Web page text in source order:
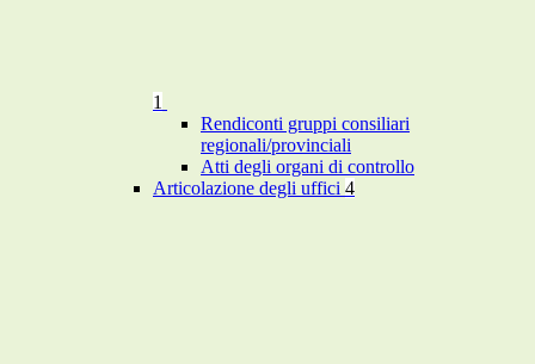
1
Rendiconti gruppi consiliari
regionali/provinciali
Atti degli organi di controllo
Articolazione degli uffici 4